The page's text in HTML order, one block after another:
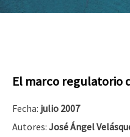
El marco regulatorio
Fecha: julio 2007
Autores: José Ángel